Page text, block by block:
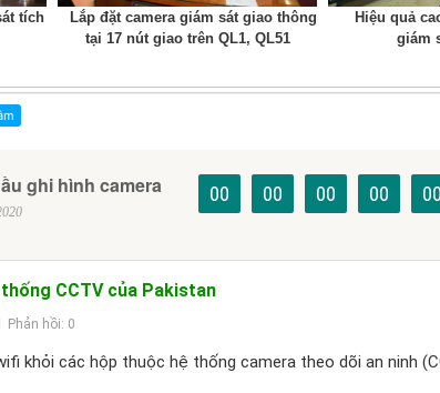
tích
Lắp đặt camera giám sát giao thông
tại 17 nút giao trên QL1, QL51
Hiệu quả
giám
ghi hình camera 00 00 00 00 00
CCTV của Pakistan
Phản hồi: 0
khỏi các hộp thuộc hệ thống camera theo dõi an ninh